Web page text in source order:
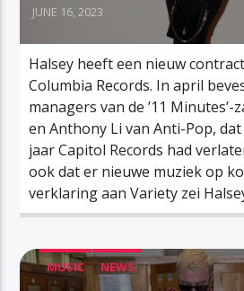
JUNE 16, 2023
Halsey heeft een nieuw
Columbia Records. In april
managers van de ’11 Minutes’-
en Anthony Li van Anti-Pop,
jaar Capitol Records had
ook dat er nieuwe muziek op
verklaring aan Variety zei
MUSIC NEWS